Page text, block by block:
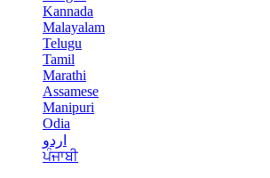
Kannada
Malayalam
Telugu
Tamil
Marathi
Assamese
Manipuri
Odia
اردو
ਪੰਜਾਬੀ